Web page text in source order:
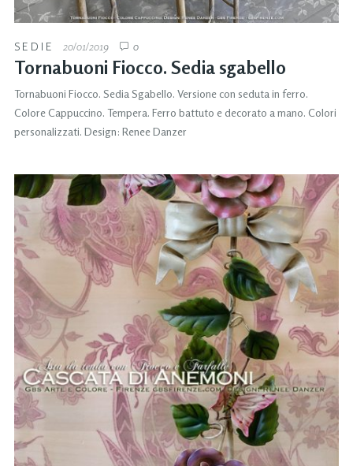
SEDIE 20/01/2019 0
Tornabuoni Fiocco. Sedia sgabello
Tornabuoni Fiocco. Sedia Sgabello. Versione con seduta in ferro.
Colore Cappuccino. Tempera. Ferro battuto e decorato a mano. Colori
personalizzati. Design: Renee Danzer